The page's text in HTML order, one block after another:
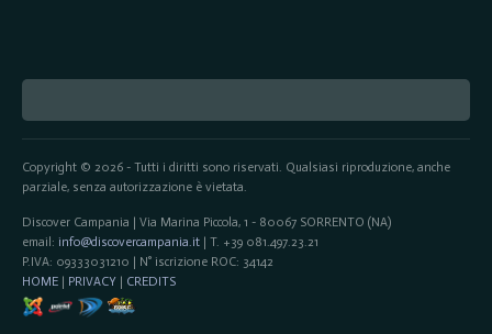
Copyright © 2026 - Tutti i diritti sono riservati. Qualsiasi riproduzione, anche
parziale, senza autorizzazione è vietata.
Discover Campania | Via Marina Piccola, 1 - 80067 SORRENTO (NA)
email: info@discovercampania.it| T. +39 081.497.23.21
P.IVA: 09333031210 | N° iscrizione ROC: 34142
HOME| PRIVACY | CREDITS